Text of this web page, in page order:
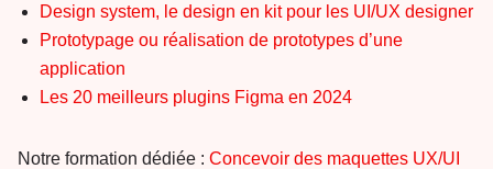
Design system, le design en kit pour les UI/UX designer
Prototypage ou réalisation de prototypes d’une
application
Les 20 meilleurs plugins Figma en 2024
Notre formation dédiée : Concevoir des maquettes UX/UI